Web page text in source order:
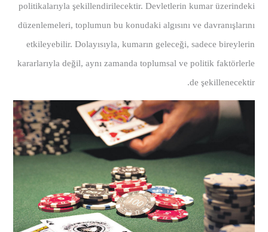
politikalarıyla şekillendirilecektir. Devletlerin kumar üzerindeki
düzenlemeleri, toplumun bu konudaki algısını ve davranışlarını
etkileyebilir. Dolayısıyla, kumarın geleceği, sadece bireylerin
kararlarıyla değil, aynı zamanda toplumsal ve politik faktörlerle
de şekillenecektir.